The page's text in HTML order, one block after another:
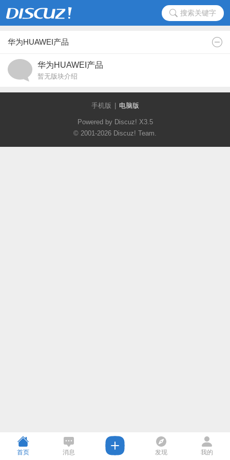
搜索关键字
华为HUAWEI产品
华为HUAWEI产品
暂无版块介绍
手机版 电脑版
Powered by Discuz! X3.5
© 2001-2026 Discuz! Team.
首页 消息 发现 我的